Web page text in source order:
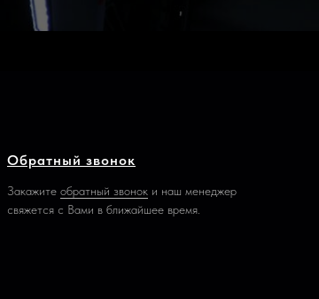
Обратный звонок
Закажите обратный звонок и наш менеджер
свяжется с Вами в ближайшее время.